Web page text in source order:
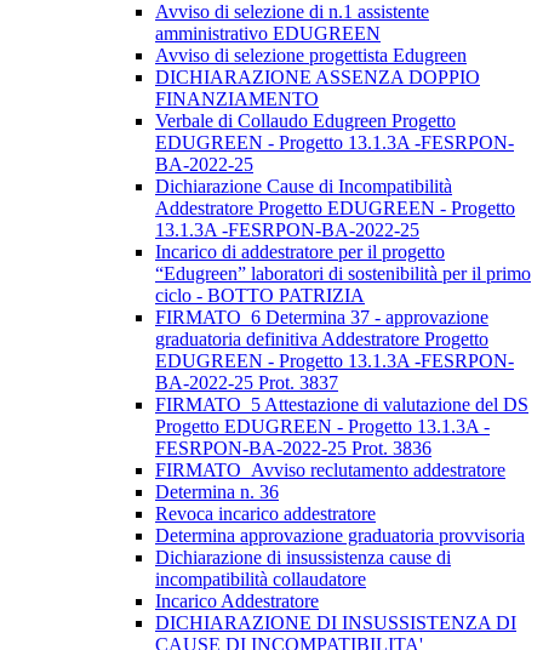
Avviso di selezione di n.1 assistente
amministrativo EDUGREEN
Avviso di selezione progettista Edugreen
DICHIARAZIONE ASSENZA DOPPIO
FINANZIAMENTO
Verbale di Collaudo Edugreen Progetto
EDUGREEN - Progetto 13.1.3A -FESRPON-
BA-2022-25
Dichiarazione Cause di Incompatibilità
Addestratore Progetto EDUGREEN - Progetto
13.1.3A -FESRPON-BA-2022-25
Incarico di addestratore per il progetto
“Edugreen” laboratori di sostenibilità per il primo
ciclo - BOTTO PATRIZIA
FIRMATO_6 Determina 37 - approvazione
graduatoria definitiva Addestratore Progetto
EDUGREEN - Progetto 13.1.3A -FESRPON-
BA-2022-25 Prot. 3837
FIRMATO_5 Attestazione di valutazione del DS
Progetto EDUGREEN - Progetto 13.1.3A -
FESRPON-BA-2022-25 Prot. 3836
FIRMATO_Avviso reclutamento addestratore
Determina n. 36
Revoca incarico addestratore
Determina approvazione graduatoria provvisoria
Dichiarazione di insussistenza cause di
incompatibilità collaudatore
Incarico Addestratore
DICHIARAZIONE DI INSUSSISTENZA DI
CAUSE DI INCOMPATIBILITA'